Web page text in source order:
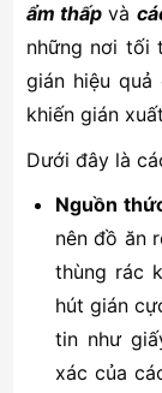
ẩm thấpvà
những nơi tối
gián hiệu
khiến gián
Dưới đây là
Nguồn
nên đồ ăn
thùng rác
hút gián
tin như
xác của